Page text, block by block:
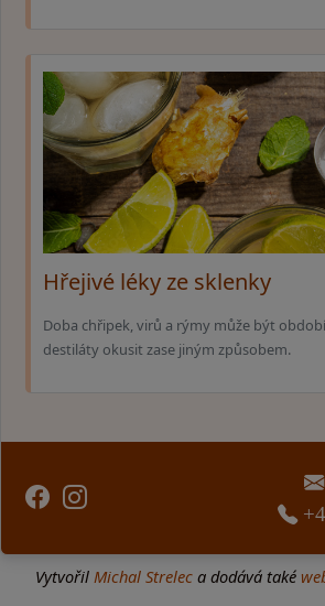
Hřejivé léky ze sklenky
Doba chřipek, virů a rýmy může být
destiláty okusit zase jiným způsobem.
Vytvořil Michal Strelec a dodává také